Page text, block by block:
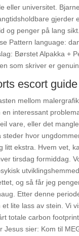
eller universitet.
gjerder
og penger på lang
Pattern language:
Børstet Alpakka +
som skriver er
escort
mellom
interessant
vare, eller det
steder hvor
litt ekstra. Hvem vet,
tirsdag formiddag.
og så får jeg
Etter denne
et lite lass av stein. Vi
totale carbon
Jesus sier: Kom til